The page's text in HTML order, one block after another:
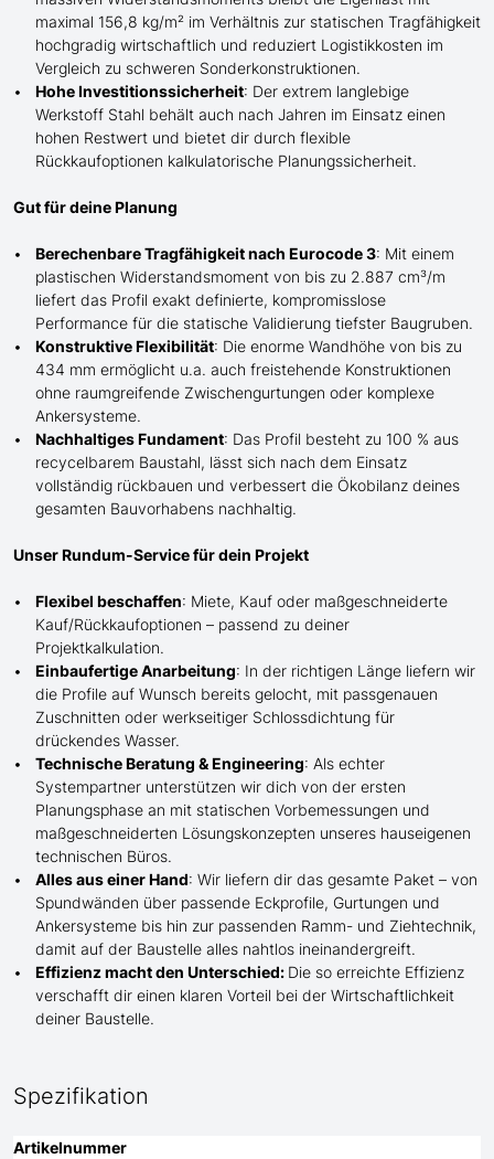
maximal 156,8 kg/m² im Verhältnis zur statischen Tragfähigkeit
hochgradig wirtschaftlich und reduziert Logistikkosten im
Vergleich zu schweren Sonderkonstruktionen.
Hohe Investitionssicherheit: Der extrem langlebige
Werkstoff Stahl behält auch nach Jahren im Einsatz einen
hohen Restwert und bietet dir durch flexible
Rückkaufoptionen kalkulatorische Planungssicherheit.
Gut für deine Planung
Berechenbare Tragfähigkeit nach Eurocode 3: Mit einem
plastischen Widerstandsmoment von bis zu 2.887 cm³/m
liefert das Profil exakt definierte, kompromisslose
Performance für die statische Validierung tiefster Baugruben.
Konstruktive Flexibilität: Die enorme Wandhöhe von bis zu
434 mm ermöglicht u.a. auch freistehende Konstruktionen
ohne raumgreifende Zwischengurtungen oder komplexe
Ankersysteme.
Nachhaltiges Fundament: Das Profil besteht zu 100 % aus
recycelbarem Baustahl, lässt sich nach dem Einsatz
vollständig rückbauen und verbessert die Ökobilanz deines
gesamten Bauvorhabens nachhaltig.
Unser Rundum-Service für dein Projekt
Flexibel beschaffen: Miete, Kauf oder maßgeschneiderte
Kauf/Rückkaufoptionen – passend zu deiner
Projektkalkulation.
Einbaufertige Anarbeitung: In der richtigen Länge liefern wir
die Profile auf Wunsch bereits gelocht, mit passgenauen
Zuschnitten oder werkseitiger Schlossdichtung für
drückendes Wasser.
Technische Beratung & Engineering: Als echter
Systempartner unterstützen wir dich von der ersten
Planungsphase an mit statischen Vorbemessungen und
maßgeschneiderten Lösungskonzepten unseres hauseigenen
technischen Büros.
Alles aus einer Hand: Wir liefern dir das gesamte Paket – von
Spundwänden über passende Eckprofile, Gurtungen und
Ankersysteme bis hin zur passenden Ramm- und Ziehtechnik,
damit auf der Baustelle alles nahtlos ineinandergreift.
Effizienz macht den Unterschied: Die so erreichte Effizienz
verschafft dir einen klaren Vorteil bei der Wirtschaftlichkeit
deiner Baustelle.
Spezifikation
Artikelnummer